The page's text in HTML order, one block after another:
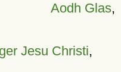
Aodh Glas,
Jesu Christi,